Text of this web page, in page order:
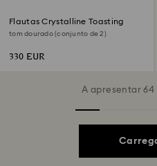
Flautas Crystalline Toasting
tom dourado (conjunto de 2)
330 EUR
A apresentar 64